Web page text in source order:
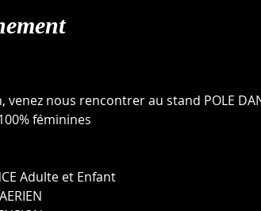
nous rencontrer au stand POLE
féminines
Adulte et Enfant